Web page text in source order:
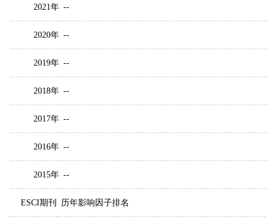
2021年 --
2020年 --
2019年 --
2018年 --
2017年 --
2016年 --
2015年 --
ESCI期刊 历年影响因子排名